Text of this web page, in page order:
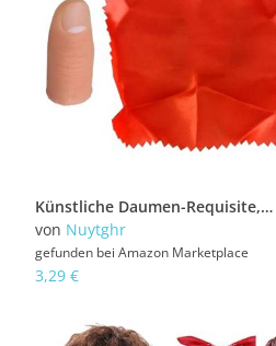
Künstliche Daumen-Requisite, verschwindende Seide, Trick-Requisiten, künstlicher Daumenstreich, Zubehör für Geburtstage, Familiennächte, Halloween-Partys, Bühnenauftritte, Unterhaltung
von Nuytghr
gefunden bei Amazon Marketplace
3,29 €